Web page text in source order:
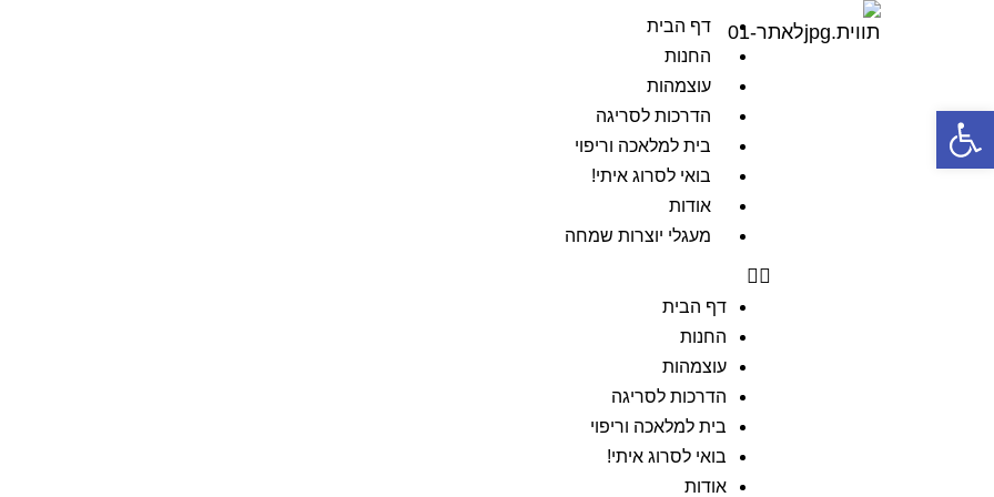
דף הבית
החנות
עוצמהות
הדרכות לסריגה
בית למלאכה וריפוי
בואי לסרוג איתי!
אודות
מעגלי יוצרות שמחה
דף הבית
החנות
עוצמהות
הדרכות לסריגה
בית למלאכה וריפוי
בואי לסרוג איתי!
אודות
פתח סרגל נגישות